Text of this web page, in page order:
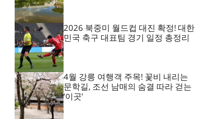
2026 북중미 월드컵 대진 확정! 대한
민국 축구 대표팀 경기 일정 총정리
4월 강릉 여행객 주목! 꽃비 내리는
문학길, 조선 남매의 숨결 따라 걷는
‘이곳’